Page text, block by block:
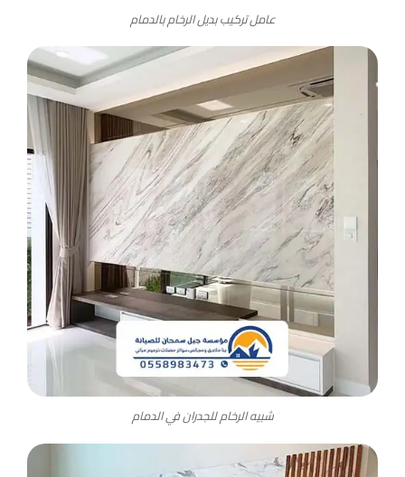
عامل تركيب بديل الرخام بالدمام
شبيه الرخام للجدران في الدمام